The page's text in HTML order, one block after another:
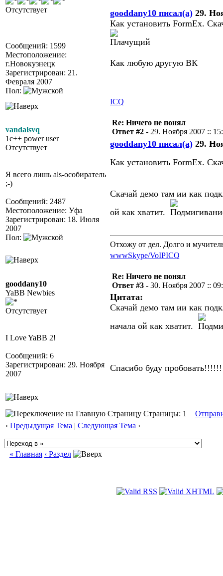
Отсутствует
Сообщений: 1599
Местоположение:
г.Новокузнецк
Зарегистрирован: 21.
Февраля 2007
Пол:
gooddany10 писал(а) 29.
Как установить FormEx.
Как любую другую ВК
ICQ
vandalsvq
1c++ power user
Отсутствует
Я всего лишь als-особиратель
;-)
Сообщений: 2487
Местоположение: Уфа
Зарегистрирован: 18. Июля
2007
Пол:
Re: Ничего не понял
Ответ #2 - 29. Ноября 2007 ::
gooddany10 писал(а) 29.
Как установить FormEx.
Скачай демо там ии как
ой как хватит.
Отхожу от дел. Долго и
wwwSkype/VoIPICQ
gooddany10
YaBB Newbies
Отсутствует
I Love YaBB 2!
Сообщений: 6
Зарегистрирован: 29. Ноября
2007
Re: Ничего не понял
Ответ #3 - 30. Ноября 2007 ::
Цитата:
Скачай демо там ии как
начала ой как хватит.
Спасибо буду
Страницы: 1
‹ Предыдущая Тема | Следующая Тема ›
« Главная ‹ Раздел